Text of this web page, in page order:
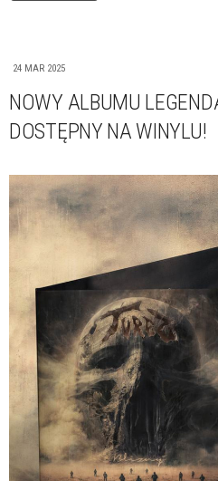
24 MAR 2025
NOWY ALBUMU
DOSTĘPNY NA WINYLU!